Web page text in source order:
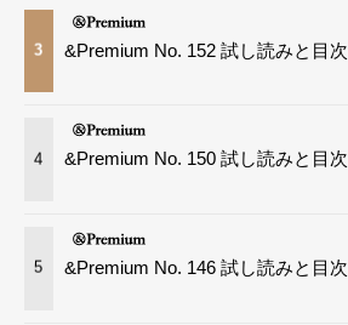
3 &Premium No. 152 試し読みと目次
4 &Premium No. 150 試し読みと目次
5 &Premium No. 146 試し読みと目次